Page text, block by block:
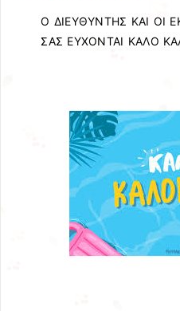
Ο ΔΙΕΥΘΥΝΤΗΣ ΚΑΙ ΟΙ
ΣΑΣ ΕΥΧΟΝΤΑΙ ΚΑΛΟ